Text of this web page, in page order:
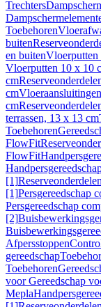
Trechters
Toebehoren
buiten
en buitenVloerputten
Vloerputten 10 x 10
cm
cm
cm
terrassen, 13 x 13 cm
Toebehoren
FlowFit
FlowFit
[1]
[1]Persgereedschap
Persgereedschap
[2]
Afpersstoppen
gereedschap
Toebehoren
voor Gereedschap
Mepla